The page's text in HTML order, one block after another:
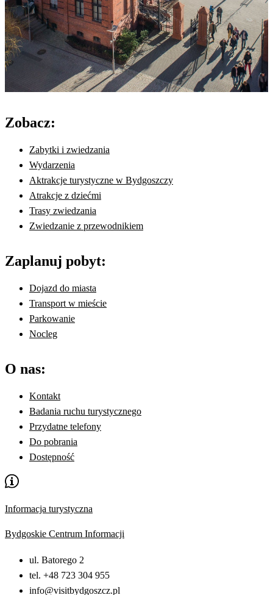
Zobacz:
Zabytki i zwiedzania
Wydarzenia
Aktrakcje turystyczne w Bydgoszczy
Atrakcje z dziećmi
Trasy zwiedzania
Zwiedzanie z przewodnikiem
Zaplanuj pobyt:
Dojazd do miasta
Transport w mieście
Parkowanie
Nocleg
O nas:
Kontakt
Badania ruchu turystycznego
Przydatne telefony
Do pobrania
Dostępność
Informacja turystyczna
Bydgoskie Centrum Informacji
ul. Batorego 2
tel. +48 723 304 955
info@visitbydgoszcz.pl